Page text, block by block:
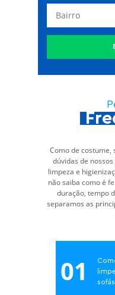
Como de costume,
dúvidas de
limpeza e
não saiba como é
duração, tempo
separamos as
01